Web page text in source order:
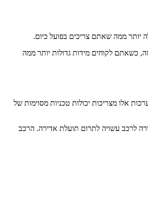
יותר ממה שאתם צריכים בפועל כיום.
כשאתם לקוחים מידות גדולות יותר ממה
ערכות אלו מצריכות יכולות טכניות מסוימות של
לרכב עשויה לתרום תועלת אדירה. הרכב